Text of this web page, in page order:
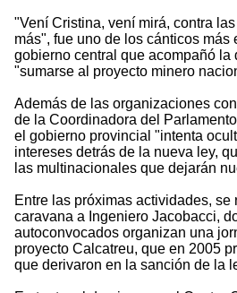
"Vení Cristina, vení mirá, contra
más", fue uno de los cánticos más
gobierno central que acompañó
"sumarse al proyecto minero
Además de las organizaciones
de la Coordinadora del
el gobierno provincial "intenta
intereses detrás de la nueva ley,
las multinacionales que dejarán
Entre las próximas actividades,
caravana a Ingeniero Jacobacci,
autoconvocados organizan una
proyecto Calcatreu, que en 2005
que derivaron en la sanción de la